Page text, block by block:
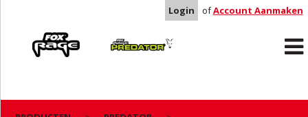
Login ofAccount Aanmaken
Predator